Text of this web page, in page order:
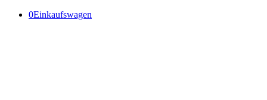
0Einkaufswagen